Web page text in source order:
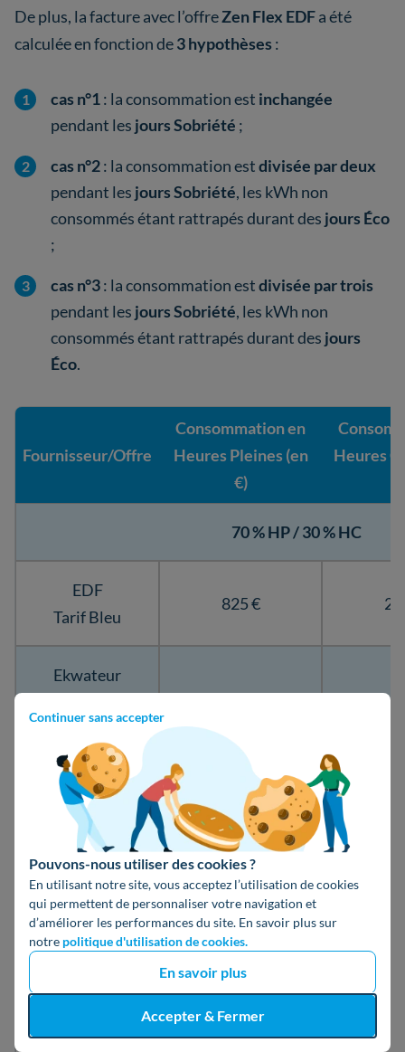
Continuer sans accepter
Pouvons-nous utiliser des cookies ?
En utilisant notre site, vous acceptez l’utilisation de cookies
qui permettent de personnaliser votre navigation et
d’améliorer les performances du site. En savoir plus sur
notre politique d'utilisation de cookies.
En savoir plus
Accepter & Fermer
De plus, la facture avec l’offreZen Flex EDFa été
calculée en fonction de3 hypothèses :
cas n°1: la consommation est inchangée
pendant les jours Sobriété ;
cas n°2: la consommation estdivisée par deux
pendant les jours Sobriété, les kWh non
consommés étant rattrapés durant des jours Éco
;
cas n°3: la consommation estdivisée par trois
pendant les jours Sobriété, les kWh non
consommés étant rattrapés durant des jours
Éco.
Fournisseur/Offre
Consommation en
Heures Pleines (en
€)
Heures
70 % HP / 30 % HC
EDF
Tarif Bleu
825 €
Ekwateur
Fixe
Primeo Energie
Offre Fixe 20 %
689 €
La Bellenergie
Prudence
756 €
Sérénité
791 €